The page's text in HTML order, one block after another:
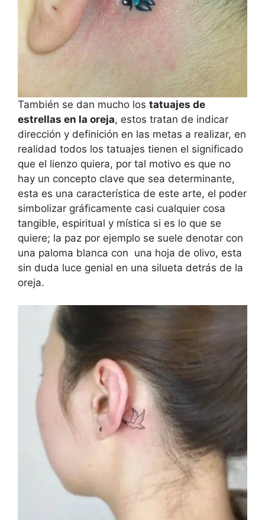
También se dan mucho los tatuajes de
estrellas en la oreja, estos tratan de indicar
dirección y definición en las metas a realizar, en
realidad todos los tatuajes tienen el significado
que el lienzo quiera, por tal motivo es que no
hay un concepto clave que sea determinante,
esta es una característica de este arte, el poder
simbolizar gráficamente casi cualquier cosa
tangible, espiritual y mística si es lo que se
quiere; la paz por ejemplo se suele denotar con
una paloma blanca con una hoja de olivo, esta
sin duda luce genial en una silueta detrás de la
oreja.